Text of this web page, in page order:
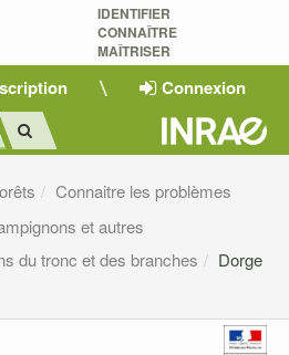
IDENTIFIER
CONNAÎTRE
MAÎTRISER
Connexion
Connaitre les problèmes
et autres
du tronc et des branches
Dorge